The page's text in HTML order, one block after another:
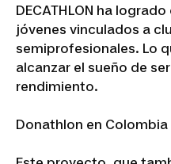
DECATHLON ha
jóvenes vinculados a
semiprofesionales. Lo
alcanzar el sueño de
rendimiento.
Donathlon en Colombia